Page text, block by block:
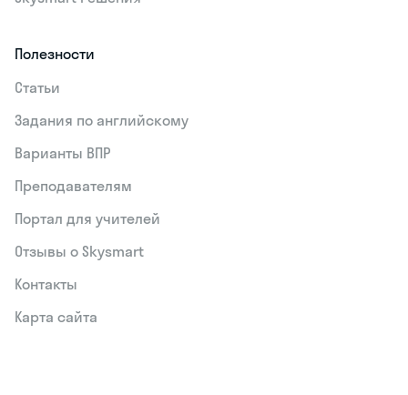
Полезности
Статьи
Задания по английскому
Варианты ВПР
Преподавателям
Портал для учителей
Отзывы о Skysmart
Контакты
Карта сайта